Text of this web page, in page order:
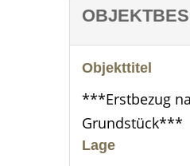
Objekttitel
***Erstbezug
Grundstück***
Lage